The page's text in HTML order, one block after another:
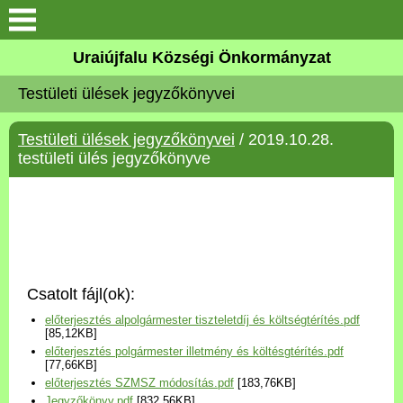
Köszöntő
Elérhetőségek
Uraiújfalu
Választási információk
Versenyképes Járások
Program
Uraiújfalu Községi Önkormányzat
Testületi ülések jegyzőkönyvei
Testületi ülések jegyzőkönyvei / 2019.10.28.
testületi ülés jegyzőkönyve
Csatolt fájl(ok):
előterjesztés alpolgármester tiszteletdíj és költségtérítés.pdf
[85,12KB]
előterjesztés polgármester illetmény és költésgtérítés.pdf
[77,66KB]
előterjesztés SZMSZ módosítás.pdf [183,76KB]